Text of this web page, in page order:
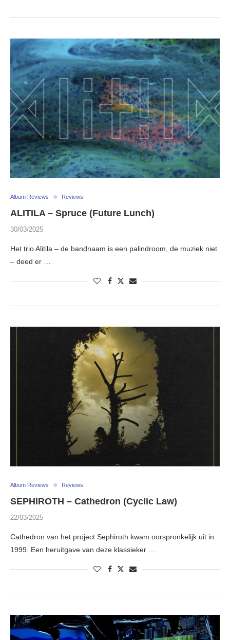
Album Reviews Reviews
ALITILA – Spruce (Future Lunch)
30/03/2025
Het trio Alitila – de bandnaam is een palindroom, de muziek niet
– deed er …
Album Reviews Reviews
SEPHIROTH – Cathedron (Cyclic Law)
22/03/2025
Cathedron van het project Sephiroth kwam oorspronkelijk uit in
1999. Een heruitgave van deze klassieker …